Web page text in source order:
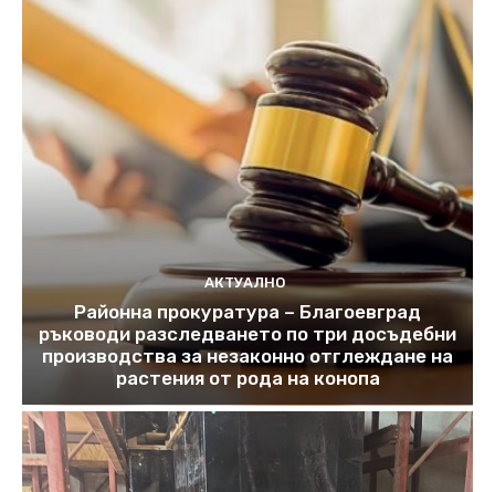
АКТУАЛНО
Районна прокуратура – Благоевград
ръководи разследването по три досъдебни
производства за незаконно отглеждане на
растения от рода на конопа